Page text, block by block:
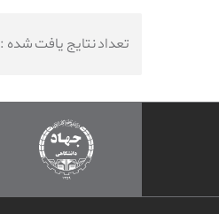
تعداد نتایج یافت شده : ۱۳